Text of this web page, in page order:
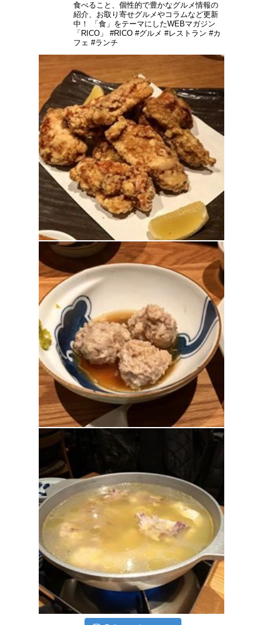
食べること、個性的で豊かなグルメ情報の
紹介、お取り寄せグルメやコラムなど更新
中！
「食」をテーマにしたWEBマガジン
「RICO」
#RICO #グルメ #レストラン #カ
フェ #ランチ